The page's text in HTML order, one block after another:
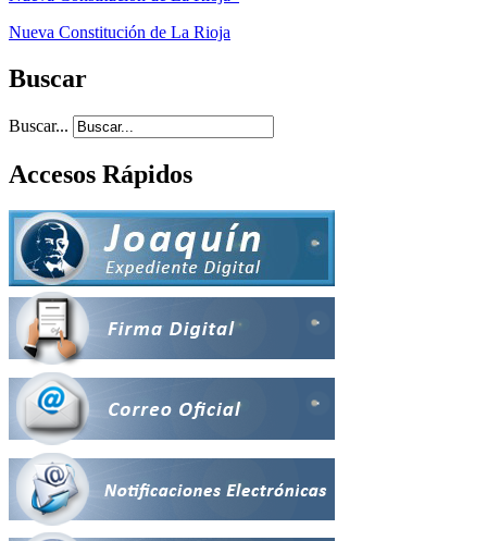
Nueva Constitución de La Rioja
Buscar
Buscar...
Accesos Rápidos